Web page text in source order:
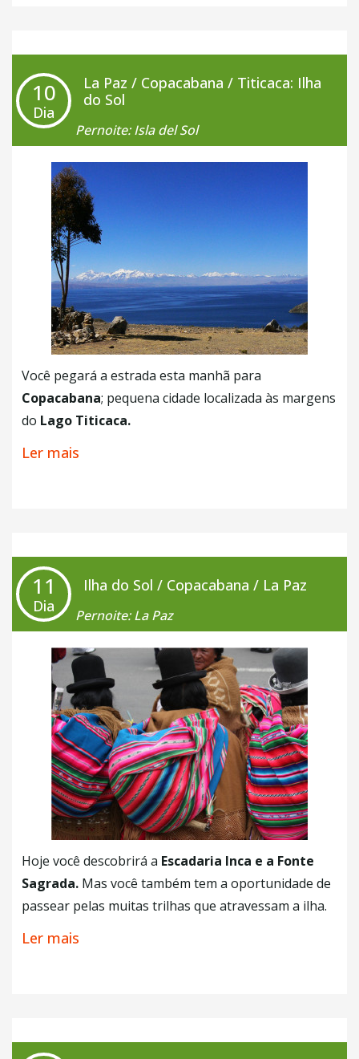
+ Jantar
+ Café da Manhã
10
Dia
La Paz / Copacabana / Titicaca: Ilha
do Sol
Pernoite: Isla del Sol
Você pegará a estrada esta manhã para
Copacabana; pequena cidade localizada às margens
do Lago Titicaca.
+ Café da Manhã
+ Almoço
+ Jantar
Ler mais
11
Dia
Ilha do Sol / Copacabana / La Paz
Pernoite: La Paz
Hoje você descobrirá a Escadaria Inca e a Fonte
Sagrada. Mas você também tem a oportunidade de
passear pelas muitas trilhas que atravessam a ilha.
Após um almoço tradicional andino, você navegará
Ler mais